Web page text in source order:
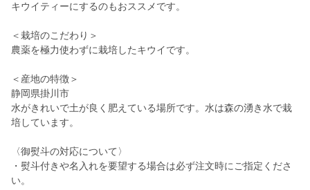
キウイティーにするのもおススメです。
＜栽培のこだわり＞
農薬を極力使わずに栽培したキウイです。
＜産地の特徴＞
静岡県掛川市
水がきれいで土が良く肥えている場所です。水は森の湧き水で栽
培しています。
〈御熨斗の対応について〉
・熨斗付きや名入れを要望する場合は必ず注文時にご指定くださ
い。